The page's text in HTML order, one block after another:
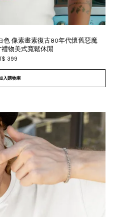
色 像素畫素復古80年代懷舊惡魔
物美式寬鬆休閒
399
入購物車